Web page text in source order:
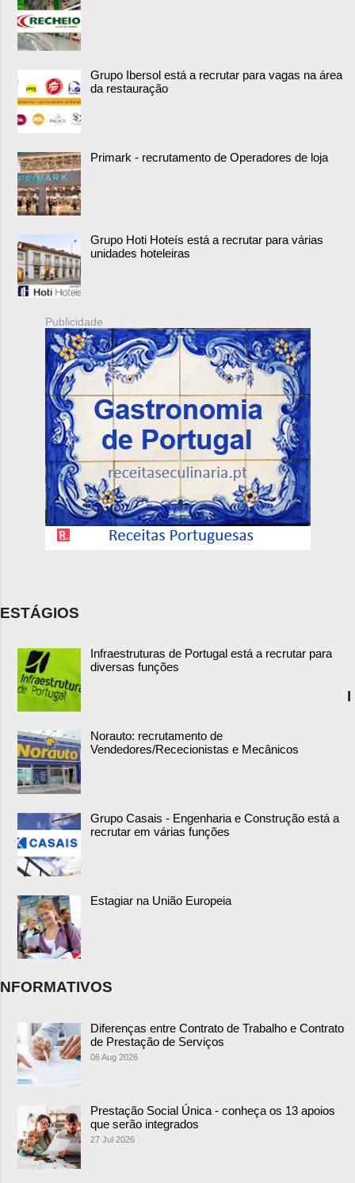
Grupo Ibersol está a recrutar para vagas na área
da restauração
Primark - recrutamento de Operadores de loja
Grupo Hoti Hoteís está a recrutar para várias
unidades hoteleiras
Publicidade
ESTÁGIOS
Infraestruturas de Portugal está a recrutar para
diversas funções
Norauto: recrutamento de
Vendedores/Rececionistas e Mecânicos
Grupo Casais - Engenharia e Construção está a
recrutar em várias funções
Estagiar na União Europeia
I
NFORMATIVOS
Diferenças entre Contrato de Trabalho e Contrato
de Prestação de Serviços
06 Aug 2026
Prestação Social Única - conheça os 13 apoios
que serão integrados
27 Jul 2026